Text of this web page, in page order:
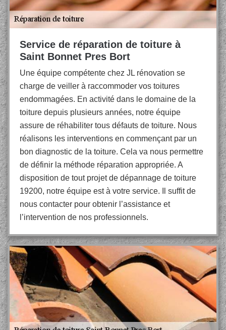
Service de réparation de toiture à
Saint Bonnet Pres Bort
Une équipe compétente chez JL rénovation se
charge de veiller à raccommoder vos toitures
endommagées. En activité dans le domaine de la
toiture depuis plusieurs années, notre équipe
assure de réhabiliter tous défauts de toiture. Nous
réalisons les interventions en commençant par un
bon diagnostic de la toiture. Cela va nous permettre
de définir la méthode réparation appropriée. A
disposition de tout projet de dépannage de toiture
19200, notre équipe est à votre service. Il suffit de
nous contacter pour obtenir l’assistance et
l’intervention de nos professionnels.